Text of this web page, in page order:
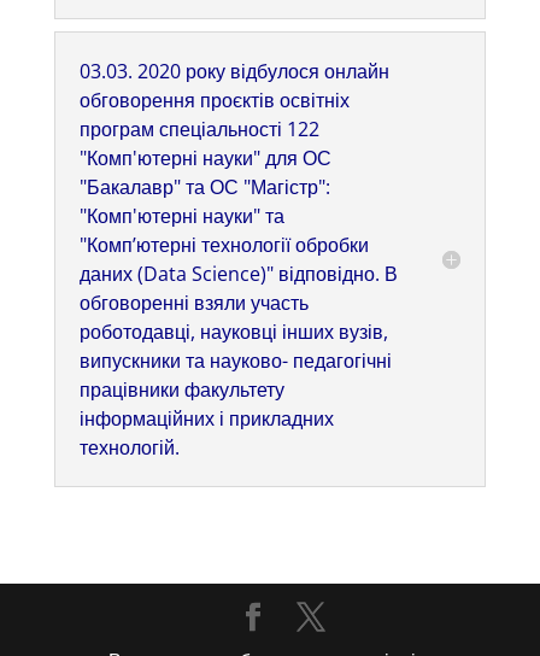
03.03. 2020 року відбулося онлайн
обговорення проєктів освітніх
програм спеціальності 122
"Комп'ютерні науки" для ОС
"Бакалавр" та ОС "Магістр":
"Комп'ютерні науки" та
"Комп’ютерні технології обробки
даних (Data Science)" відповідно. В
обговоренні взяли участь
роботодавці, науковці інших вузів,
випускники та науково- педагогічні
працівники факультету
інформаційних і прикладних
технологій.